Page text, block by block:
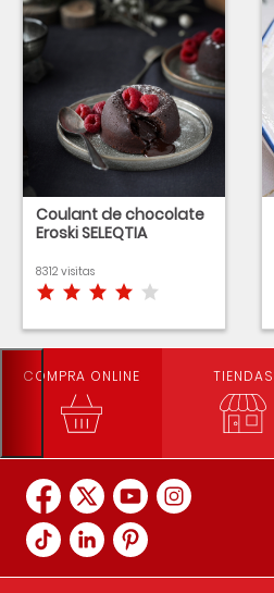
Coulant de chocolate
Eroski SELEQTIA
8312 visitas
COMPRA ONLINE TIENDAS